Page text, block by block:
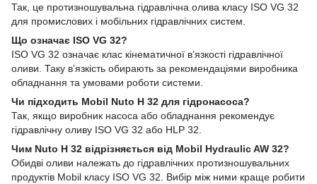
Так, це протизношувальна гідравлічна олива класу ISO VG 32
для промислових і мобільних гідравлічних систем.
Що означає ISO VG 32?
ISO VG 32 означає клас кінематичної в’язкості гідравлічної
оливи. Таку в’язкість обирають за рекомендаціями виробника
обладнання та умовами роботи системи.
Чи підходить Mobil Nuto H 32 для гідронасоса?
Так, якщо виробник насоса або обладнання рекомендує
гідравлічну оливу ISO VG 32 або HLP 32.
Чим Nuto H 32 відрізняється від Mobil Hydraulic AW 32?
Обидві оливи належать до гідравлічних протизношувальних
продуктів Mobil класу ISO VG 32. Вибір між ними краще робити